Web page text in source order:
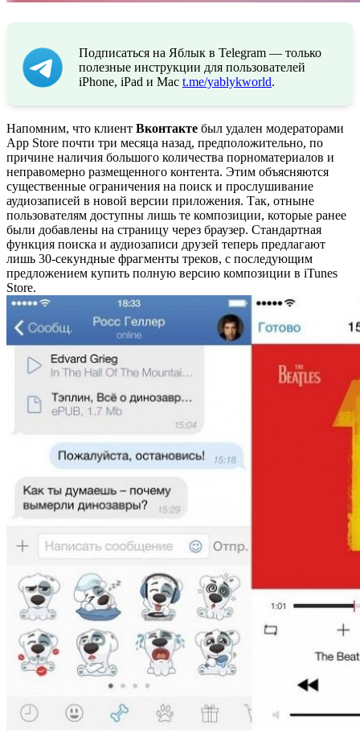
Подписаться на Яблык в Telegram — только
полезные инструкции для пользователей
iPhone, iPad и Mac t.me/yablykworld.
Напомним, что клиент Вконтакте был удален модераторами
App Store почти три месяца назад, предположительно, по
причине наличия большого количества порноматериалов и
неправомерно размещенного контента. Этим объясняются
существенные ограничения на поиск и прослушивание
аудиозаписей в новой версии приложения. Так, отныне
пользователям доступны лишь те композиции, которые ранее
были добавлены на страницу через браузер. Стандартная
функция поиска и аудиозаписи друзей теперь предлагают
лишь 30-секундные фрагменты треков, с последующим
предложением купить полную версию композиции в iTunes
Store.